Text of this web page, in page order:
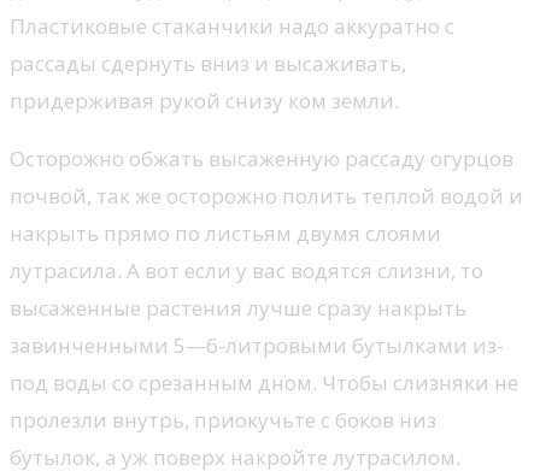
Пластиковые стаканчики надо аккуратно с
рассады сдернуть вниз и высаживать,
придерживая рукой снизу ком земли.
Осторожно обжать высаженную рассаду огурцов
почвой, так же осторожно полить теплой водой и
накрыть прямо по листьям двумя слоями
лутрасила. А вот если у вас водятся слизни, то
высаженные растения лучше сразу накрыть
завинченными 5—6-литровыми бутылками из-
под воды со срезанным дном. Чтобы слизняки не
пролезли внутрь, приокучьте с боков низ
бутылок, а уж поверх накройте лутрасилом.